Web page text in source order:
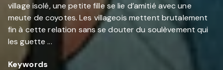
village isolé, une petite fille se lie d’amitié avec une
meute de coyotes. Les villageois mettent brutalement
fin à cette relation sans se douter du soulèvement qui
les guette ...
Keywords